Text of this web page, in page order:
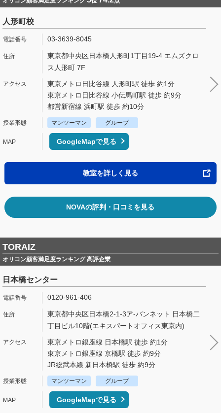
人形町校
03-3639-8045
東京都中央区日本橋人形町1丁目19-4 エムズクロ
ス人形町 7F
東京メトロ日比谷線 人形町駅 徒歩 約1分
東京メトロ日比谷線 小伝馬町駅 徒歩 約9分
都営新宿線 浜町駅 徒歩 約10分
マンツーマン グループ
GoogleMapで見る
教室を詳しく見る
NOVAの評判・口コミを見る
TORAIZ
オリコン顧客満足度ランキング 高評企業
日本橋センター
0120-961-406
東京都中央区日本橋2-1-3ア-バンネット 日本橋二
丁目ビル10階(エキスパートオフィス東京内)
東京メトロ銀座線 日本橋駅 徒歩 約1分
東京メトロ銀座線 京橋駅 徒歩 約9分
JR総武本線 新日本橋駅 徒歩 約9分
マンツーマン グループ
GoogleMapで見る